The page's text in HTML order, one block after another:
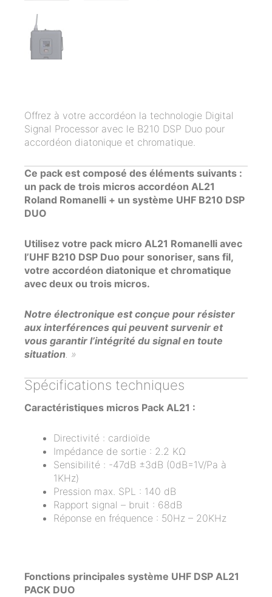
Offrez à votre accordéon la technologie Digital
Signal Processor avec le B210 DSP Duo pour
accordéon diatonique et chromatique.
Ce pack est composé des éléments suivants :
un pack de trois micros accordéon AL21
Roland Romanelli + un système UHF B210 DSP
DUO
Utilisez votre pack micro AL21 Romanelli avec
l’UHF B210 DSP Duo pour sonoriser, sans fil,
votre accordéon diatonique et chromatique
avec deux ou trois micros.
Notre électronique est conçue pour résister
aux interférences qui peuvent survenir et
vous garantir l’intégrité du signal en toute
situation . »
Spécifications techniques
Caractéristiques micros Pack AL21 :
Directivité : cardioïde
Impédance de sortie : 2.2 KΩ
Sensibilité : -47dB ±3dB (0dB=1V/Pa à
1KHz)
Pression max. SPL : 140 dB
Rapport signal – bruit : 68dB
Réponse en fréquence : 50Hz – 20KHz
Fonctions principales système UHF DSP AL21
PACK DUO